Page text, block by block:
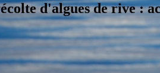
d'algues de rive :